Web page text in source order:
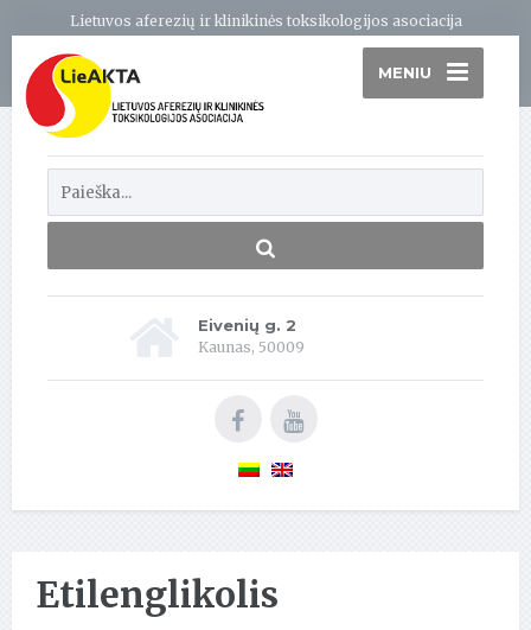
Lietuvos aferezių ir klinikinės toksikologijos asociacija
MENIU
Eivenių g. 2
Kaunas, 50009
Etilenglikolis